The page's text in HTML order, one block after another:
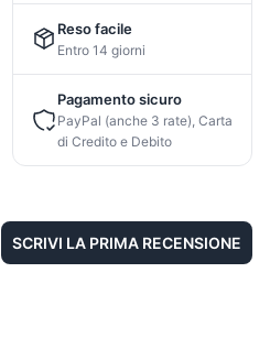
Reso facile
Entro 14 giorni
Pagamento sicuro
PayPal (anche 3 rate), Carta
di Credito e Debito
SCRIVI LA PRIMA RECENSIONE